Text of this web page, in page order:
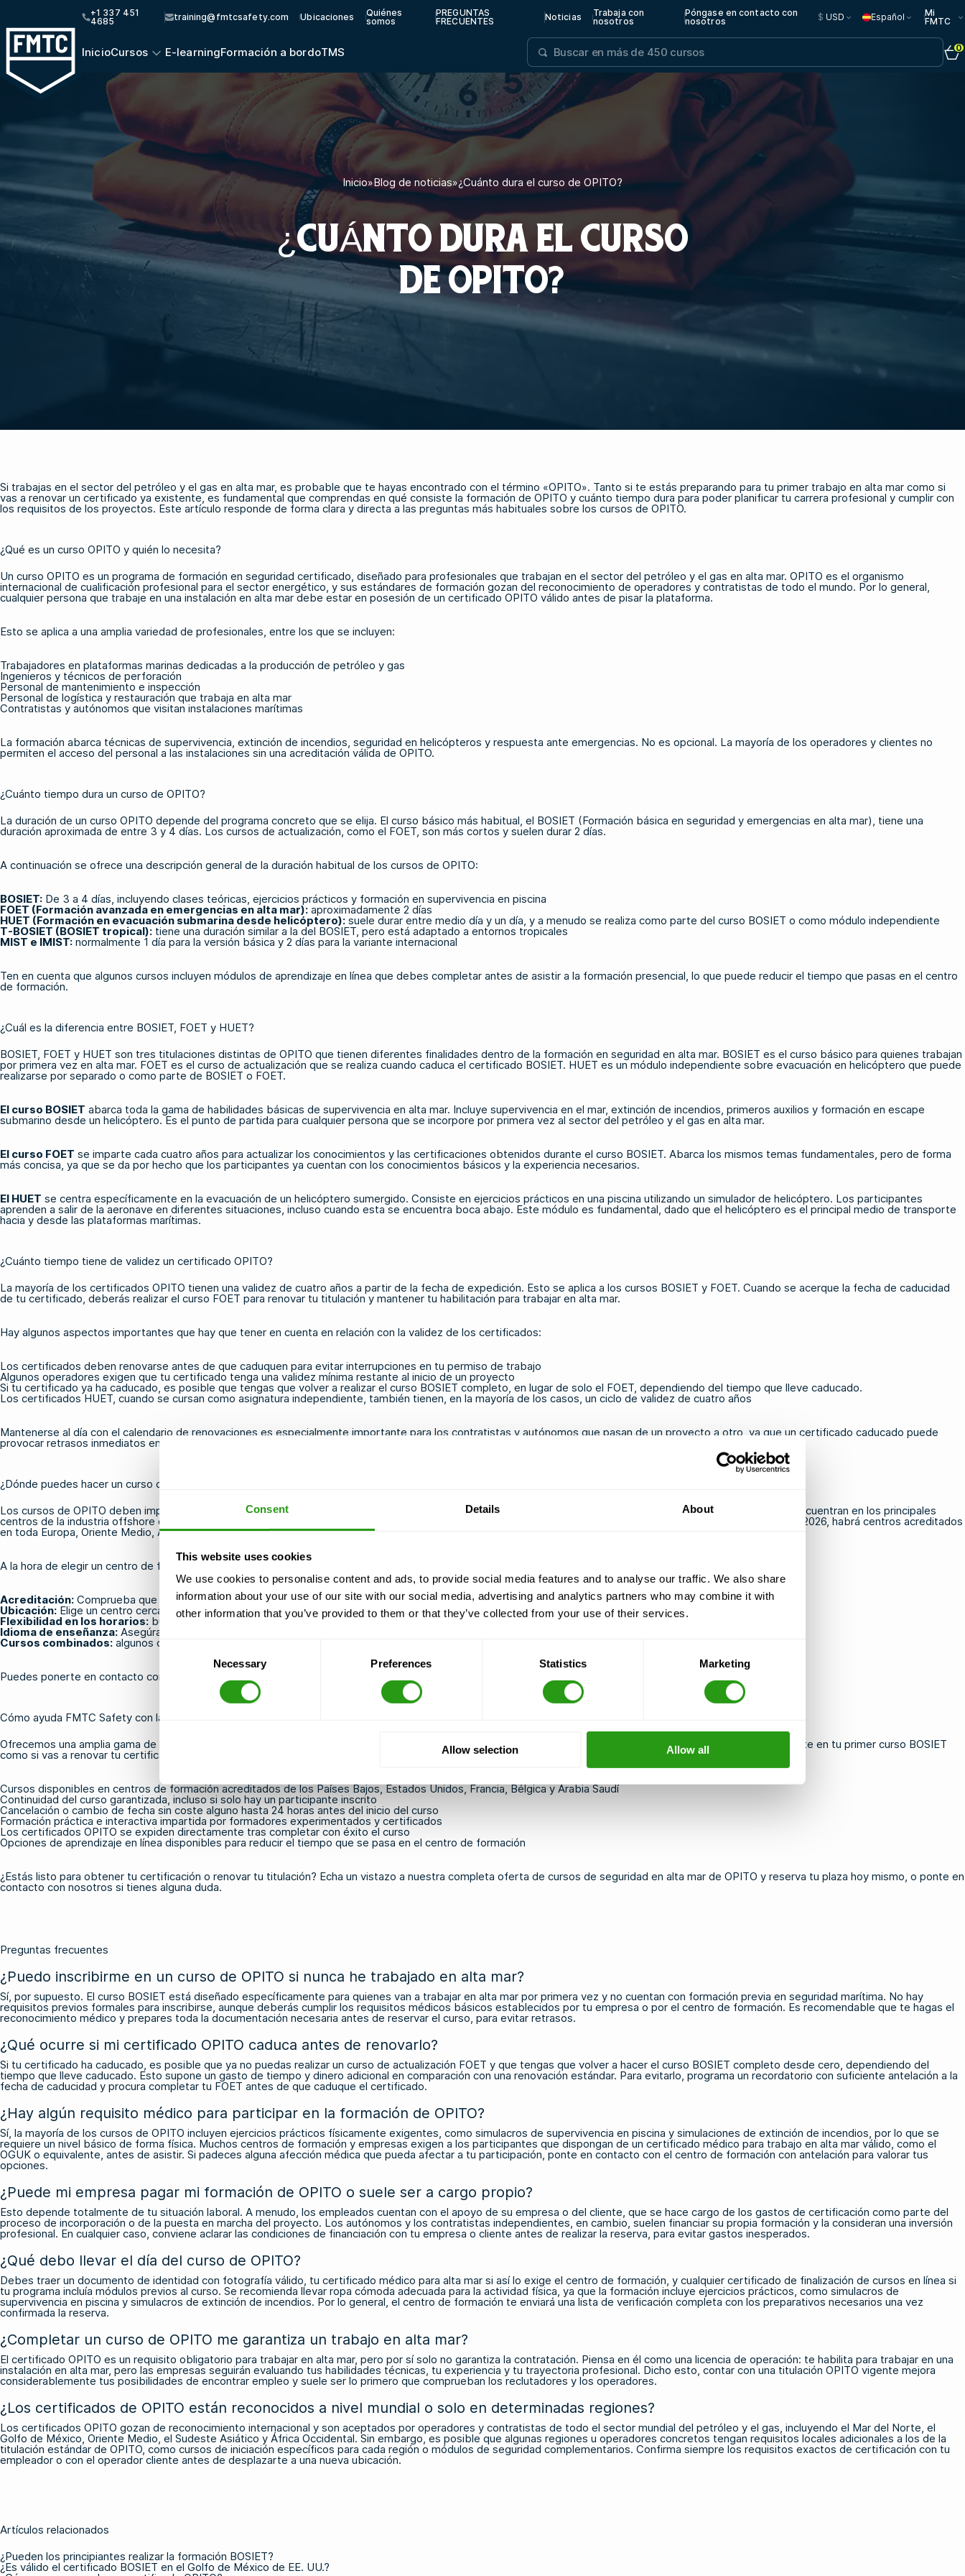
Consent Details About
This website uses cookies
We use cookies to personalise content and ads, to provide social media features and to analyse our traffic. We also share
information about your use of our site with our social media, advertising and analytics partners who may combine it with
other information that you’ve provided to them or that they’ve collected from your use of their services.
Consent
Necessary Preferences Statistics Marketing
Allow selection Allow all
+1 337 451
4685
training@fmtcsafety.com Ubicaciones
Quiénes
somos
PREGUNTAS
FRECUENTES
Noticias
Trabaja con
nosotros
Póngase en contacto con
nosotros
$ USD Español
Mi
FMTC
InicioCursos E-learningFormación a bordoTMS 0
Inicio»Blog de noticias»¿Cuánto dura el curso de OPITO?
¿CUÁNTO DURA EL CURSO
DE OPITO?
Si trabajas en el sector del petróleo y el gas en alta mar, es probable que te hayas encontrado con el término «OPITO». Tanto si te estás preparando para tu primer trabajo en alta mar como si
vas a renovar un certificado ya existente, es fundamental que comprendas en qué consiste la formación de OPITO y cuánto tiempo dura para poder planificar tu carrera profesional y cumplir con
los requisitos de los proyectos. Este artículo responde de forma clara y directa a las preguntas más habituales sobre los cursos de OPITO.
¿Qué es un curso OPITO y quién lo necesita?
Un curso OPITO es un programa de formación en seguridad certificado, diseñado para profesionales que trabajan en el sector del petróleo y el gas en alta mar. OPITO es el organismo
internacional de cualificación profesional para el sector energético, y sus estándares de formación gozan del reconocimiento de operadores y contratistas de todo el mundo. Por lo general,
cualquier persona que trabaje en una instalación en alta mar debe estar en posesión de un certificado OPITO válido antes de pisar la plataforma.
Esto se aplica a una amplia variedad de profesionales, entre los que se incluyen:
Trabajadores en plataformas marinas dedicadas a la producción de petróleo y gas
Ingenieros y técnicos de perforación
Personal de mantenimiento e inspección
Personal de logística y restauración que trabaja en alta mar
Contratistas y autónomos que visitan instalaciones marítimas
La formación abarca técnicas de supervivencia, extinción de incendios, seguridad en helicópteros y respuesta ante emergencias. No es opcional. La mayoría de los operadores y clientes no
permiten el acceso del personal a las instalaciones sin una acreditación válida de OPITO.
¿Cuánto tiempo dura un curso de OPITO?
La duración de un curso OPITO depende del programa concreto que se elija. El curso básico más habitual, el BOSIET (Formación básica en seguridad y emergencias en alta mar), tiene una
duración aproximada de entre 3 y 4 días. Los cursos de actualización, como el FOET, son más cortos y suelen durar 2 días.
A continuación se ofrece una descripción general de la duración habitual de los cursos de OPITO:
BOSIET: De 3 a 4 días, incluyendo clases teóricas, ejercicios prácticos y formación en supervivencia en piscina
FOET (Formación avanzada en emergencias en alta mar): aproximadamente 2 días
HUET (Formación en evacuación submarina desde helicóptero): suele durar entre medio día y un día, y a menudo se realiza como parte del curso BOSIET o como módulo independiente
T-BOSIET (BOSIET tropical): tiene una duración similar a la del BOSIET, pero está adaptado a entornos tropicales
MIST e IMIST: normalmente 1 día para la versión básica y 2 días para la variante internacional
Ten en cuenta que algunos cursos incluyen módulos de aprendizaje en línea que debes completar antes de asistir a la formación presencial, lo que puede reducir el tiempo que pasas en el centro
de formación.
¿Cuál es la diferencia entre BOSIET, FOET y HUET?
BOSIET, FOET y HUET son tres titulaciones distintas de OPITO que tienen diferentes finalidades dentro de la formación en seguridad en alta mar. BOSIET es el curso básico para quienes trabajan
por primera vez en alta mar. FOET es el curso de actualización que se realiza cuando caduca el certificado BOSIET. HUET es un módulo independiente sobre evacuación en helicóptero que puede
realizarse por separado o como parte de BOSIET o FOET.
El curso BOSIET abarca toda la gama de habilidades básicas de supervivencia en alta mar. Incluye supervivencia en el mar, extinción de incendios, primeros auxilios y formación en escape
submarino desde un helicóptero. Es el punto de partida para cualquier persona que se incorpore por primera vez al sector del petróleo y el gas en alta mar.
El curso FOET se imparte cada cuatro años para actualizar los conocimientos y las certificaciones obtenidos durante el curso BOSIET. Abarca los mismos temas fundamentales, pero de forma
más concisa, ya que se da por hecho que los participantes ya cuentan con los conocimientos básicos y la experiencia necesarios.
El HUET se centra específicamente en la evacuación de un helicóptero sumergido. Consiste en ejercicios prácticos en una piscina utilizando un simulador de helicóptero. Los participantes
aprenden a salir de la aeronave en diferentes situaciones, incluso cuando esta se encuentra boca abajo. Este módulo es fundamental, dado que el helicóptero es el principal medio de transporte
hacia y desde las plataformas marítimas.
¿Cuánto tiempo tiene de validez un certificado OPITO?
La mayoría de los certificados OPITO tienen una validez de cuatro años a partir de la fecha de expedición. Esto se aplica a los cursos BOSIET y FOET. Cuando se acerque la fecha de caducidad
de tu certificado, deberás realizar el curso FOET para renovar tu titulación y mantener tu habilitación para trabajar en alta mar.
Hay algunos aspectos importantes que hay que tener en cuenta en relación con la validez de los certificados:
Los certificados deben renovarse antes de que caduquen para evitar interrupciones en tu permiso de trabajo
Algunos operadores exigen que tu certificado tenga una validez mínima restante al inicio de un proyecto
Si tu certificado ya ha caducado, es posible que tengas que volver a realizar el curso BOSIET completo, en lugar de solo el FOET, dependiendo del tiempo que lleve caducado.
Los certificados HUET, cuando se cursan como asignatura independiente, también tienen, en la mayoría de los casos, un ciclo de validez de cuatro años
Mantenerse al día con el calendario de renovaciones es especialmente importante para los contratistas y autónomos que pasan de un proyecto a otro, ya que un certificado caducado puede
provocar retrasos inmediatos en los proyectos.
¿Dónde puedes hacer un curso de OPITO cerca de ti?
Los cursos de OPITO deben impartirse en centros de formación acreditados que cumplan las normas internacionales establecidas por OPITO. Estos centros se encuentran en los principales
centros de la industria offshore de todo el mundo, lo que permite realizar la formación cerca de un puerto, un aeropuerto o el punto de partida de un proyecto. En 2026, habrá centros acreditados
en toda Europa, Oriente Medio, Asia y América del Norte.
A la hora de elegir un centro de formación, ten en cuenta los siguientes factores:
Acreditación: Comprueba que el centro cuente con la homologación oficial de OPITO
Ubicación: Elige un centro cercano a tu punto de partida o a tu lugar de residencia
Flexibilidad en los horarios: busca cursos con fechas garantizadas y la posibilidad de cambiar la fecha si es necesario
Idioma de enseñanza: Asegúrate de que el curso se imparta en un idioma con el que te sientas cómodo
Cursos combinados: algunos centros te permiten completar varios módulos en una sola visita, lo que te permite ahorrar tiempo y gastos de desplazamiento
Puedes ponerte en contacto con nosotros para que te ayudemos a encontrar el centro que mejor se adapte a tus necesidades.
Cómo ayuda FMTC Safety con la certificación OPITO
Ofrecemos una amplia gama de
para profesionales del sector del petróleo y el gas. Tanto si vas a inscribirte en tu primer curso BOSIET
como si vas a renovar tu certificación con un , te garantizamos un proceso sencillo y flexible. Esto es lo que puedes esperar al formarte con nosotros:
Cursos disponibles en centros de formación acreditados de los Países Bajos, Estados Unidos, Francia, Bélgica y Arabia Saudí
Continuidad del curso garantizada, incluso si solo hay un participante inscrito
Cancelación o cambio de fecha sin coste alguno hasta 24 horas antes del inicio del curso
Formación práctica e interactiva impartida por formadores experimentados y certificados
Los certificados OPITO se expiden directamente tras completar con éxito el curso
Opciones de aprendizaje en línea disponibles para reducir el tiempo que se pasa en el centro de formación
¿Estás listo para obtener tu certificación o renovar tu titulación? Echa un vistazo a nuestra completa oferta de cursos de seguridad en alta mar de OPITO y reserva tu plaza hoy mismo, o ponte en
contacto con nosotros si tienes alguna duda.
Preguntas frecuentes
¿Puedo inscribirme en un curso de OPITO si nunca he trabajado en alta mar?
Sí, por supuesto. El curso BOSIET está diseñado específicamente para quienes van a trabajar en alta mar por primera vez y no cuentan con formación previa en seguridad marítima. No hay
requisitos previos formales para inscribirse, aunque deberás cumplir los requisitos médicos básicos establecidos por tu empresa o por el centro de formación. Es recomendable que te hagas el
reconocimiento médico y prepares toda la documentación necesaria antes de reservar el curso, para evitar retrasos.
¿Qué ocurre si mi certificado OPITO caduca antes de renovarlo?
Si tu certificado ha caducado, es posible que ya no puedas realizar un curso de actualización FOET y que tengas que volver a hacer el curso BOSIET completo desde cero, dependiendo del
tiempo que lleve caducado. Esto supone un gasto de tiempo y dinero adicional en comparación con una renovación estándar. Para evitarlo, programa un recordatorio con suficiente antelación a la
fecha de caducidad y procura completar tu FOET antes de que caduque el certificado.
¿Hay algún requisito médico para participar en la formación de OPITO?
Sí, la mayoría de los cursos de OPITO incluyen ejercicios prácticos físicamente exigentes, como simulacros de supervivencia en piscina y simulaciones de extinción de incendios, por lo que se
requiere un nivel básico de forma física. Muchos centros de formación y empresas exigen a los participantes que dispongan de un certificado médico para trabajo en alta mar válido, como el
OGUK o equivalente, antes de asistir. Si padeces alguna afección médica que pueda afectar a tu participación, ponte en contacto con el centro de formación con antelación para valorar tus
opciones.
¿Puede mi empresa pagar mi formación de OPITO o suele ser a cargo propio?
Esto depende totalmente de tu situación laboral. A menudo, los empleados cuentan con el apoyo de su empresa o del cliente, que se hace cargo de los gastos de certificación como parte del
proceso de incorporación o de la puesta en marcha del proyecto. Los autónomos y los contratistas independientes, en cambio, suelen financiar su propia formación y la consideran una inversión
profesional. En cualquier caso, conviene aclarar las condiciones de financiación con tu empresa o cliente antes de realizar la reserva, para evitar gastos inesperados.
¿Qué debo llevar el día del curso de OPITO?
Debes traer un documento de identidad con fotografía válido, tu certificado médico para alta mar si así lo exige el centro de formación, y cualquier certificado de finalización de cursos en línea si
tu programa incluía módulos previos al curso. Se recomienda llevar ropa cómoda adecuada para la actividad física, ya que la formación incluye ejercicios prácticos, como simulacros de
supervivencia en piscina y simulacros de extinción de incendios. Por lo general, el centro de formación te enviará una lista de verificación completa con los preparativos necesarios una vez
confirmada la reserva.
¿Completar un curso de OPITO me garantiza un trabajo en alta mar?
El certificado OPITO es un requisito obligatorio para trabajar en alta mar, pero por sí solo no garantiza la contratación. Piensa en él como una licencia de operación: te habilita para trabajar en una
instalación en alta mar, pero las empresas seguirán evaluando tus habilidades técnicas, tu experiencia y tu trayectoria profesional. Dicho esto, contar con una titulación OPITO vigente mejora
considerablemente tus posibilidades de encontrar empleo y suele ser lo primero que comprueban los reclutadores y los operadores.
¿Los certificados de OPITO están reconocidos a nivel mundial o solo en determinadas regiones?
Los certificados OPITO gozan de reconocimiento internacional y son aceptados por operadores y contratistas de todo el sector mundial del petróleo y el gas, incluyendo el Mar del Norte, el
Golfo de México, Oriente Medio, el Sudeste Asiático y África Occidental. Sin embargo, es posible que algunas regiones u operadores concretos tengan requisitos locales adicionales a los de la
titulación estándar de OPITO, como cursos de iniciación específicos para cada región o módulos de seguridad complementarios. Confirma siempre los requisitos exactos de certificación con tu
empleador o con el operador cliente antes de desplazarte a una nueva ubicación.
Artículos relacionados
¿Pueden los principiantes realizar la formación BOSIET?
¿Es válido el certificado BOSIET en el Golfo de México de EE. UU.?